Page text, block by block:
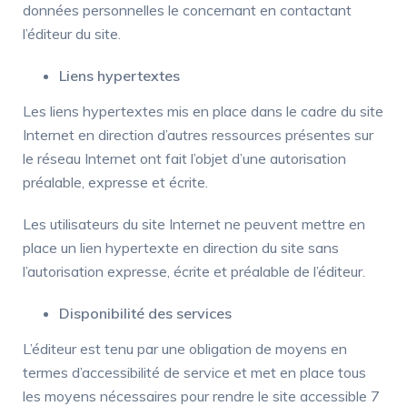
données personnelles le concernant en contactant
l’éditeur du site.
Liens hypertextes
Les liens hypertextes mis en place dans le cadre du site
Internet en direction d’autres ressources présentes sur
le réseau Internet ont fait l’objet d’une autorisation
préalable, expresse et écrite.
Les utilisateurs du site Internet ne peuvent mettre en
place un lien hypertexte en direction du site sans
l’autorisation expresse, écrite et préalable de l’éditeur.
Disponibilité des services
L’éditeur est tenu par une obligation de moyens en
termes d’accessibilité de service et met en place tous
les moyens nécessaires pour rendre le site accessible 7